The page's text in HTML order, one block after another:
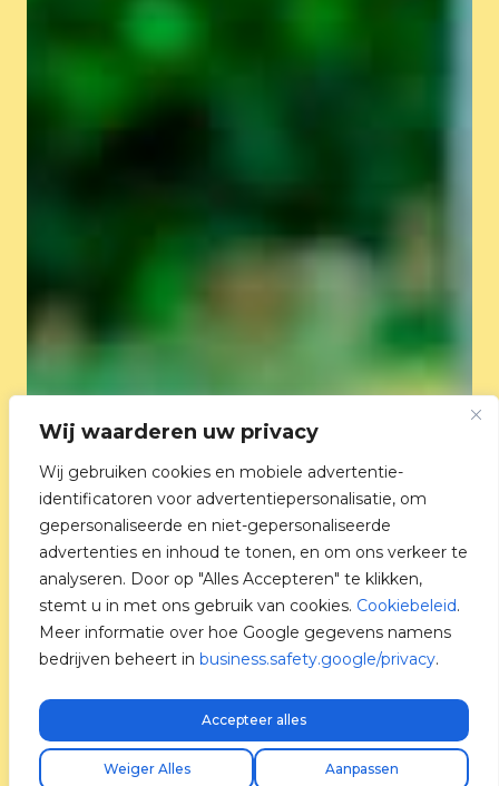
Wij waarderen uw privacy
Wij gebruiken cookies en mobiele advertentie-
identificatoren voor advertentiepersonalisatie, om
gepersonaliseerde en niet-gepersonaliseerde
advertenties en inhoud te tonen, en om ons verkeer te
analyseren. Door op "Alles Accepteren" te klikken,
stemt u in met ons gebruik van cookies. Cookiebeleid.
Meer informatie over hoe Google gegevens namens
bedrijven beheert in business.safety.google/privacy.
Aanpassen
Weiger Alles
Accepteer alles
Gratis express verzending!